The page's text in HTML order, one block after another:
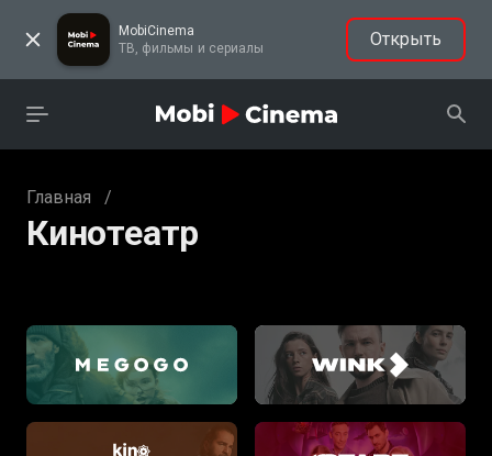
MobiCinema
ТВ, фильмы и сериалы
Открыть
Главная /
Кинотеатр